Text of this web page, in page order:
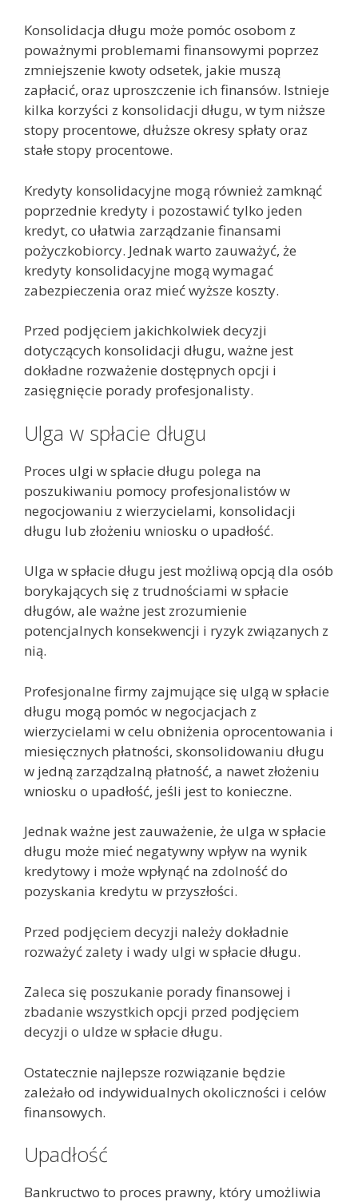
Konsolidacja długu może pomóc osobom z
poważnymi problemami finansowymi poprzez
zmniejszenie kwoty odsetek, jakie muszą
zapłacić, oraz uproszczenie ich finansów. Istnieje
kilka korzyści z konsolidacji długu, w tym niższe
stopy procentowe, dłuższe okresy spłaty oraz
stałe stopy procentowe.
Kredyty konsolidacyjne mogą również zamknąć
poprzednie kredyty i pozostawić tylko jeden
kredyt, co ułatwia zarządzanie finansami
pożyczkobiorcy. Jednak warto zauważyć, że
kredyty konsolidacyjne mogą wymagać
zabezpieczenia oraz mieć wyższe koszty.
Przed podjęciem jakichkolwiek decyzji
dotyczących konsolidacji długu, ważne jest
dokładne rozważenie dostępnych opcji i
zasięgnięcie porady profesjonalisty.
Ulga w spłacie długu
Proces ulgi w spłacie długu polega na
poszukiwaniu pomocy profesjonalistów w
negocjowaniu z wierzycielami, konsolidacji
długu lub złożeniu wniosku o upadłość.
Ulga w spłacie długu jest możliwą opcją dla osób
borykających się z trudnościami w spłacie
długów, ale ważne jest zrozumienie
potencjalnych konsekwencji i ryzyk związanych z
nią.
Profesjonalne firmy zajmujące się ulgą w spłacie
długu mogą pomóc w negocjacjach z
wierzycielami w celu obniżenia oprocentowania i
miesięcznych płatności, skonsolidowaniu długu
w jedną zarządzalną płatność, a nawet złożeniu
wniosku o upadłość, jeśli jest to konieczne.
Jednak ważne jest zauważenie, że ulga w spłacie
długu może mieć negatywny wpływ na wynik
kredytowy i może wpłynąć na zdolność do
pozyskania kredytu w przyszłości.
Przed podjęciem decyzji należy dokładnie
rozważyć zalety i wady ulgi w spłacie długu.
Zaleca się poszukanie porady finansowej i
zbadanie wszystkich opcji przed podjęciem
decyzji o uldze w spłacie długu.
Ostatecznie najlepsze rozwiązanie będzie
zależało od indywidualnych okoliczności i celów
finansowych.
Upadłość
Bankructwo to proces prawny, który umożliwia